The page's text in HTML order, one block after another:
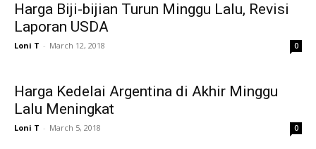
Harga Biji-bijian Turun Minggu Lalu, Revisi
Laporan USDA
Loni T - March 12, 2018 0
Harga Kedelai Argentina di Akhir Minggu
Lalu Meningkat
Loni T - March 5, 2018 0